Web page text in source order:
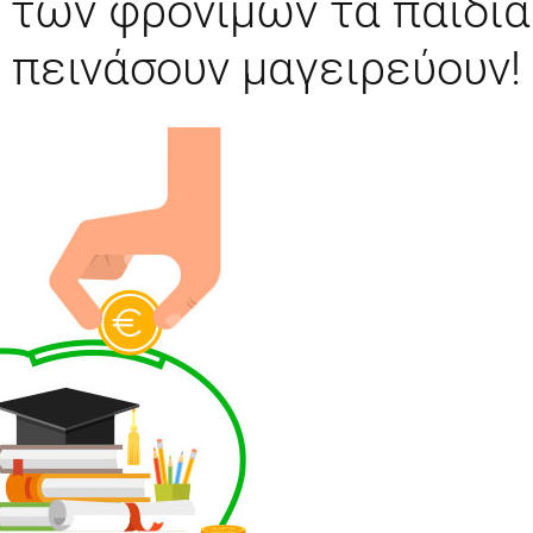
των φρονίμων τα
πεινάσουν μαγειρεύουν!